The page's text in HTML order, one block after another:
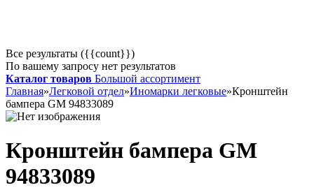
Все результаты ({{count}})
По вашему запросу нет результатов
Каталог товаров Большой ассортимент
Главная»Легковой отдел»Иномарки легковые»Кронштейн
бампера GM 94833089
Кронштейн бампера GM
94833089